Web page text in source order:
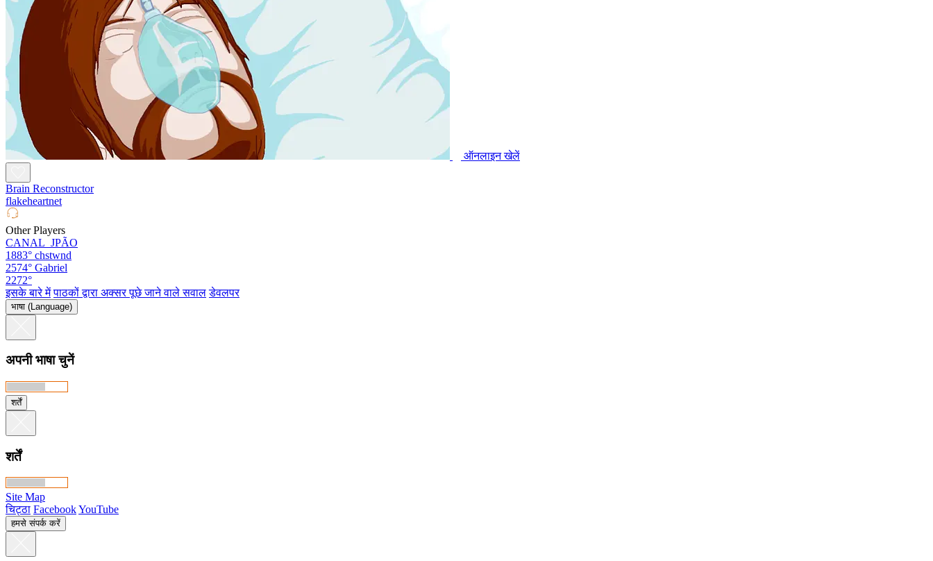
ऑनलाइन खेलें
Brain Reconstructor
flakeheartnet
Other Players
CANAL_JPÃO
1883° chstwnd
2574° Gabriel
2272°
इसके बारे में पाठकों द्वारा अक्सर पूछे जाने वाले सवाल डेवलपर
भाषा (Language)
अपनी भाषा चुनें
शर्तें
शर्तें
Site Map
चिट्ठा FacebookYouTube
हमसे संपर्क करें